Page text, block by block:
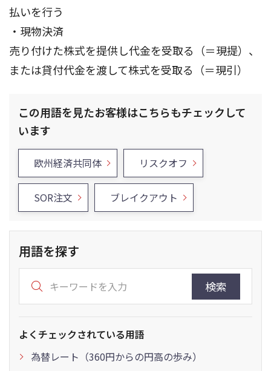
払いを行う
・現物決済
売り付けた株式を提供し代金を受取る（＝現提）、
または貸付代金を渡して株式を受取る（＝現引）
この用語を見たお客様はこちらもチェックして
います
欧州経済共同体 リスクオフ
SOR注文 ブレイクアウト
用語を探す
検索
よくチェックされている用語
為替レート（360円からの円高の歩み）